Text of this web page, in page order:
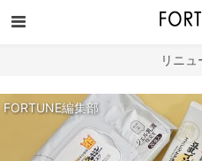
リニュ
FORTUNE編集部